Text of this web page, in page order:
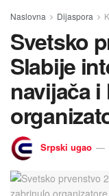
Naslovna Dijaspora
Svetsko
Slabije
navijača
Srpski ugao